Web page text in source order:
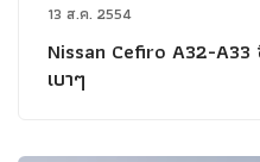
13 ส.ค. 2554
Nissan Cefiro A32-
เบาๆ